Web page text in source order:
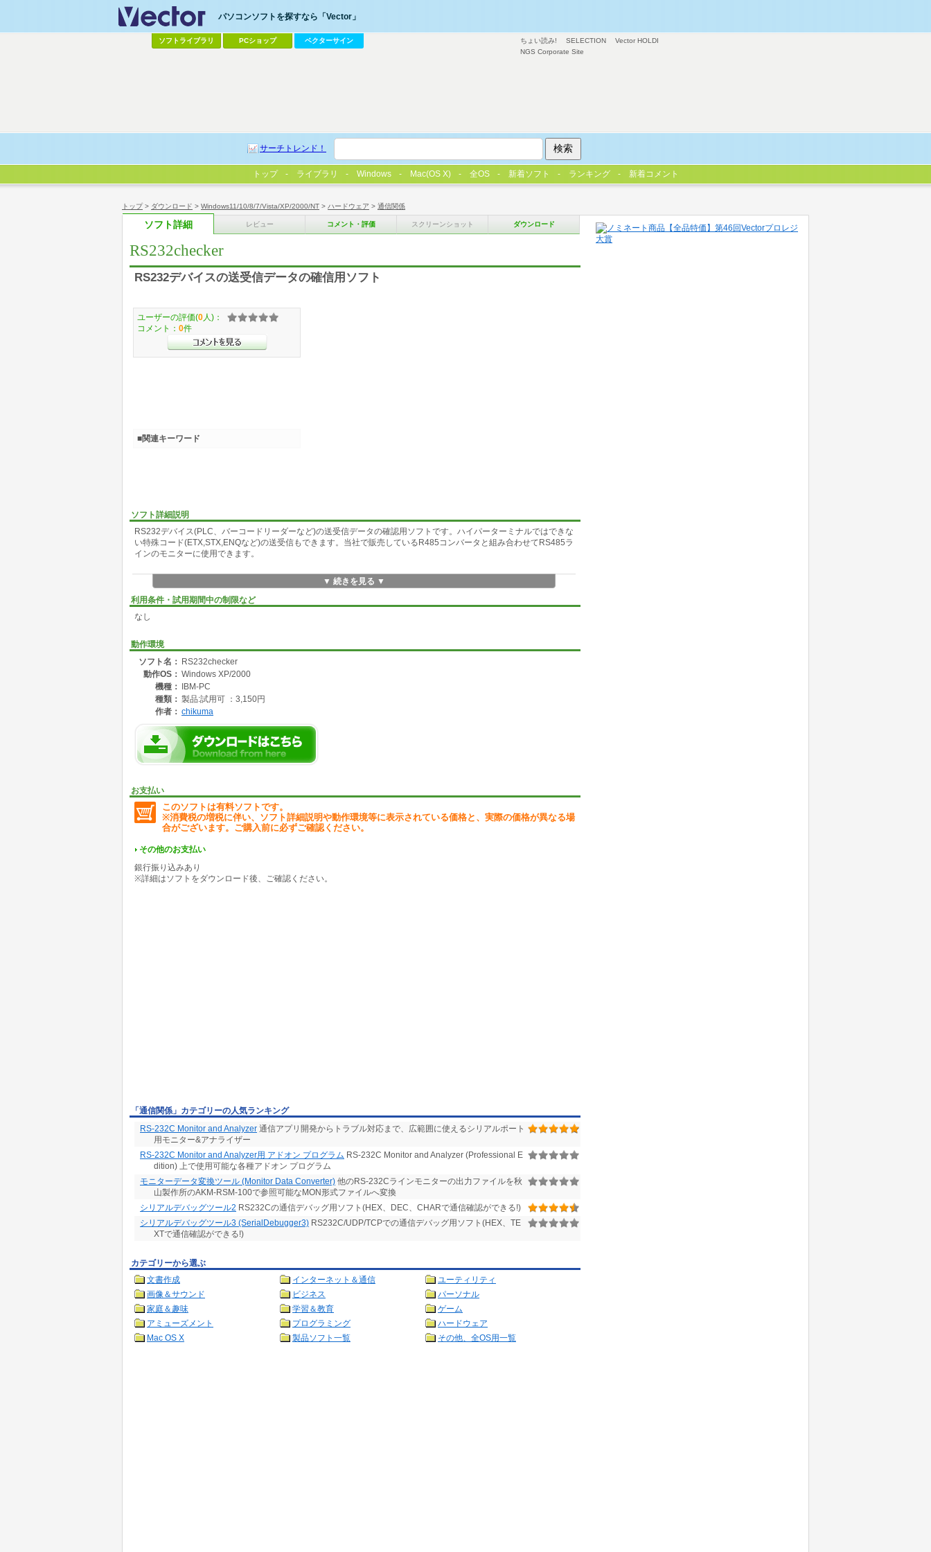
トップ> ダウンロード > Windows11/10/8/7/Vista/XP/2000/NT > ハードウェア > 通信関係
ソフト詳細 レビュー コメント・評価 スクリーンショット ダウンロード
RS232checker
RS232デバイスの送受信データの確信用ソフト
ソフト詳細説明
RS232デバイス(PLC、バーコードリーダーなど)の送受信データの確認用ソフトです。ハイパーターミナルではできな
い特殊コード(ETX,STX,ENQなど)の送受信もできます。当社で販売しているR485コンバータと組み合わせてRS485ラ
インのモニターに使用できます。
▼ 続きを見る ▼
利用条件・試用期間中の制限など
なし
動作環境
ソフト名： RS232checker
動作OS： Windows XP/2000
機種：
IBM-PC
種類： 製品:試用可 ：3,150円
作者： chikuma
お支払い
このソフトは有料ソフトです。
※消費税の増税に伴い、ソフト詳細説明や動作環境等に表示されている価格と、実際の価格が異なる場
合がございます。ご購入前に必ずご確認ください。
その他のお支払い
銀行振り込みあり
※詳細はソフトをダウンロード後、ご確認ください。
ユーザーの評価(0 人)：
コメント： 0件
■関連キーワード
「通信関係」カテゴリーの人気ランキング
RS-232C Monitor and Analyzer 通信アプリ開発からトラブル対応まで、広範囲に使えるシリアルポート
用モニター&アナライザー
RS-232C Monitor and Analyzer用 アドオン プログラム RS-232C Monitor and Analyzer (Professional E
dition) 上で使用可能な各種アドオン プログラム
モニターデータ変換ツール (Monitor Data Converter) 他のRS-232Cラインモニターの出力ファイルを秋
山製作所のAKM-RSM-100で参照可能なMON形式ファイルへ変換
シリアルデバッグツール2 RS232Cの通信デバッグ用ソフト(HEX、DEC、CHARで通信確認ができる!)
シリアルデバッグツール3 (SerialDebugger3) RS232C/UDP/TCPでの通信デバッグ用ソフト(HEX、TE
XTで通信確認ができる!)
カテゴリーから選ぶ
文書作成
インターネット＆通信
ユーティリティ
画像＆サウンド
ビジネス
パーソナル
家庭＆趣味
学習＆教育
ゲーム
アミューズメント
プログラミング
ハードウェア
Mac OS X
製品ソフト一覧 その他、全OS用一覧
ちょい読み! SELECTION
Vector HOLDI
NGS Corporate Site
パソコンソフトを探すなら「Vector」
ソフトライブラリ PCショップ ベクターサイン
サーチトレンド！
トップ ライブラリ Windows Mac(OS X) 全OS 新着ソフト ランキング 新着コメント